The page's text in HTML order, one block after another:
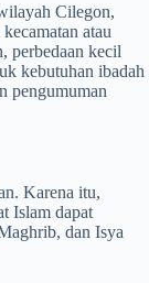
Cilegon,
atau
perbedaan kecil
kebutuhan ibadah
pengumuman
Karena itu,
Islam dapat
dan Isya